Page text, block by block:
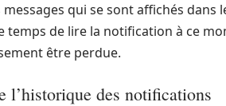
qui se sont affichés
temps de lire la notification à ce
être perdue.
l’historique des notifications